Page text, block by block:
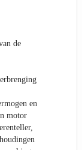
de
en
motor